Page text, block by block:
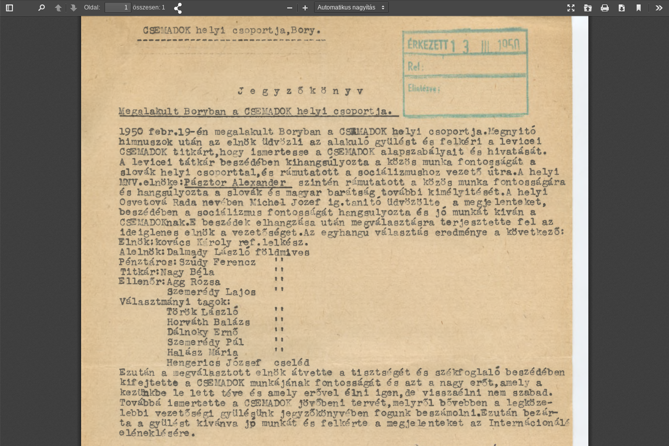
Oldalsáv
KeresésElőzőTovább
Oldal:
összesen: 1
BemutatóMegnyitásNyomtatásLetöltésAktuális
KicsinyítésNagyítás
CSEMAUOK helyi csöpörtja,Bory
Jegyzőkönyv
Megalakult Borvban a CSEHADOK helyi csoportja.
1950 febr.l9-én megalakult Boryban a CSKMADOK helyi  csoportja.Megnyitó
himnuszok után az elnök üdvözli az alakuló gyűlést és felkéri a levicei
CSBMADOK titkárt,hogy ismertesse a CSEMADOK alapszabályait és hivatását.
A levicei tátkár beszédében kihangsúlyozta a közös munka fontosságát a
slovák helyi csooorttal,és rámutatott a sociálizmushoz vezető útra.A helyi
MNV.elnöke :Pásztor Alexander  szintén rámutatott a közös munka fontosságára
és hangsúlyozta a slovák ás magyar barátság további kimélyitését.A helyi
Osvetová Rada nevében Michel Jozef  ig.tani tó üdvözölte^ a megjelenteket,
beszédében a sociálizsus fontosságát hangsúlyozta és jó munkát kíván a
CSSMADOKhak.E beszédek elhangzása után megválasztásra terjesztette fel az
ideiglenes elnök a vezetőséget .Az egyhangú választás eredménye a következő:
Elnökíkovács EMroly ref. lelkész.
Alelnök:Dalmady László földmi vés
Pénztáros: Szúdy Ferencz   ''
Titkár:Nagy Béla
Ellenor:Agg Rózsa         '*
Szemerédy Lajos   ''
Választmányi tagok:
Török László      '*
Horváth Balázs    ''                         '
Dálnoky Emő
''
Szemerédy Pál     ' '
Halász Mária      ''
Hengerics József  cseléd
Ezután a megválasztott elnök átvette a tisztségét és székfoglaló beszédében
kifejtette a CSEMADOK munkájának fontosságát és azt a nagy erőt,amely a
kezühkbe le lett téve és amely erővel élni igen,de visszaélni nem szabad.
Továbbá ismertette a CSEMADOK
jövőbeni tervét,melyről bővebben a legköze­
lebbi vezetőségi gyülégünk jegyzőkönyvében fogunk beszámolni.Ezután bezárj
ta a gyűlést kivánva jp munkát és felkérte  a megjelenteket az Intemácionál^
eléneklésére.